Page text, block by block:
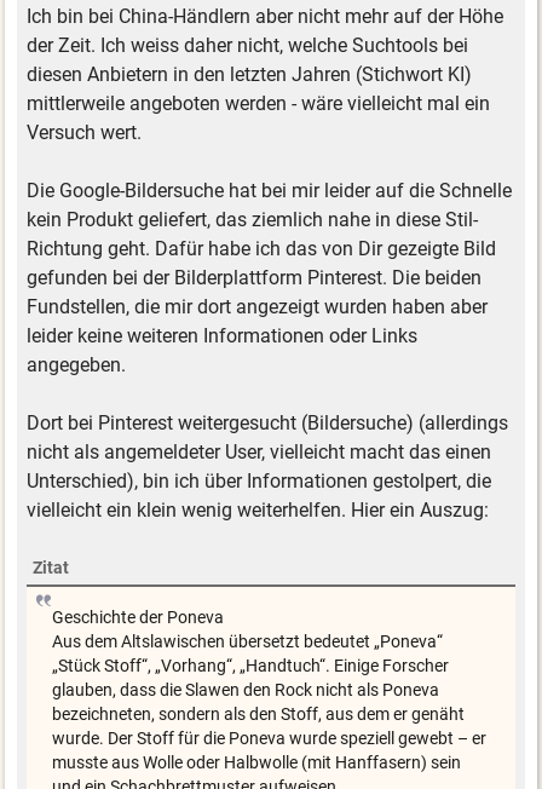
Ich bin bei China-Händlern aber nicht mehr auf der Höhe
der Zeit. Ich weiss daher nicht, welche Suchtools bei
diesen Anbietern in den letzten Jahren (Stichwort KI)
mittlerweile angeboten werden - wäre vielleicht mal ein
Versuch wert.
Die Google-Bildersuche hat bei mir leider auf die Schnelle
kein Produkt geliefert, das ziemlich nahe in diese Stil-
Richtung geht. Dafür habe ich das von Dir gezeigte Bild
gefunden bei der Bilderplattform Pinterest. Die beiden
Fundstellen, die mir dort angezeigt wurden haben aber
leider keine weiteren Informationen oder Links
angegeben.
Dort bei Pinterest weitergesucht (Bildersuche) (allerdings
nicht als angemeldeter User, vielleicht macht das einen
Unterschied), bin ich über Informationen gestolpert, die
vielleicht ein klein wenig weiterhelfen. Hier ein Auszug:
Zitat
Geschichte der Poneva
Aus dem Altslawischen übersetzt bedeutet „Poneva“
„Stück Stoff“, „Vorhang“, „Handtuch“. Einige Forscher
glauben, dass die Slawen den Rock nicht als Poneva
bezeichneten, sondern als den Stoff, aus dem er genäht
wurde. Der Stoff für die Poneva wurde speziell gewebt – er
musste aus Wolle oder Halbwolle (mit Hanffasern) sein